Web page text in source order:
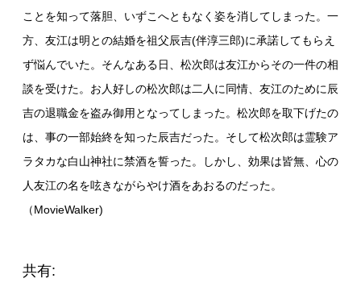
ことを知って落胆、いずこへともなく姿を消してしまった。一
方、友江は明との結婚を祖父辰吉(伴淳三郎)に承諾してもらえ
ず悩んでいた。そんなある日、松次郎は友江からその一件の相
談を受けた。お人好しの松次郎は二人に同情、友江のために辰
吉の退職金を盗み御用となってしまった。松次郎を取下げたの
は、事の一部始終を知った辰吉だった。そして松次郎は霊験ア
ラタカな白山神社に禁酒を誓った。しかし、効果は皆無、心の
人友江の名を呟きながらやけ酒をあおるのだった。
（MovieWalker)
共有: